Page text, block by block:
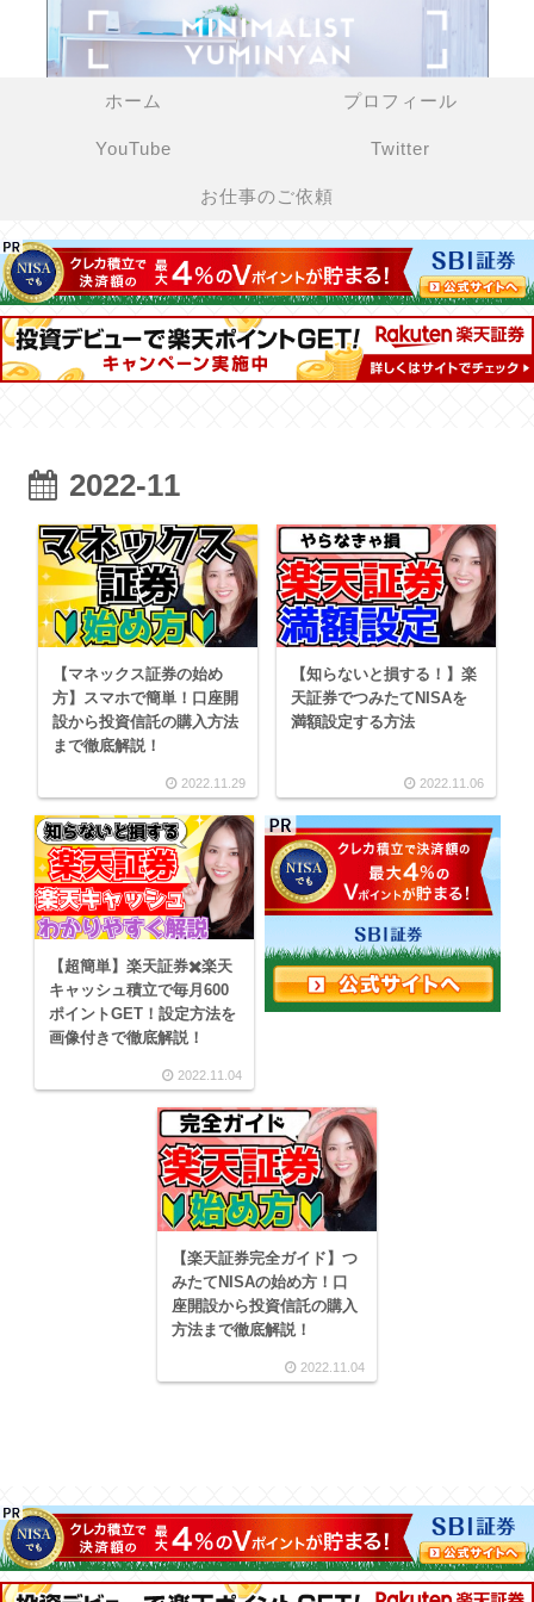
ホーム プロフィール
YouTube Twitter
お仕事のご依頼
2022-11
【マネックス証券の始め
方】スマホで簡単！口座開
設から投資信託の購入方法
まで徹底解説！
2022.11.29
【知らないと損する！】楽
天証券でつみたてNISAを
満額設定する方法
2022.11.06
【超簡単】楽天証券✖️楽天
キャッシュ積立で毎月600
ポイントGET！設定方法を
画像付きで徹底解説！
2022.11.04
【楽天証券完全ガイド】つ
みたてNISAの始め方！口
座開設から投資信託の購入
方法まで徹底解説！
2022.11.04